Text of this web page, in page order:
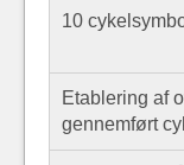
10
Etablering af
gennemført